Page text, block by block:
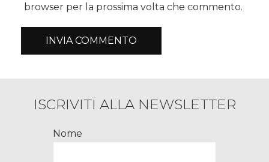
browser per la prossima volta che commento.
ISCRIVITI ALLA NEWSLETTER
Nome